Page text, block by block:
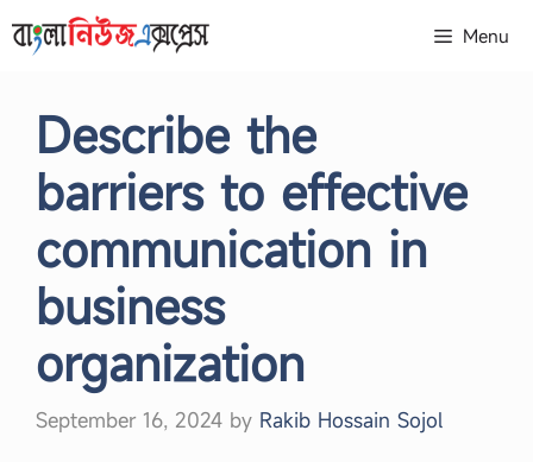
to
Menu
Describe the
barriers to effective
communication in
business
organization
September 16, 2024 by Rakib Hossain Sojol